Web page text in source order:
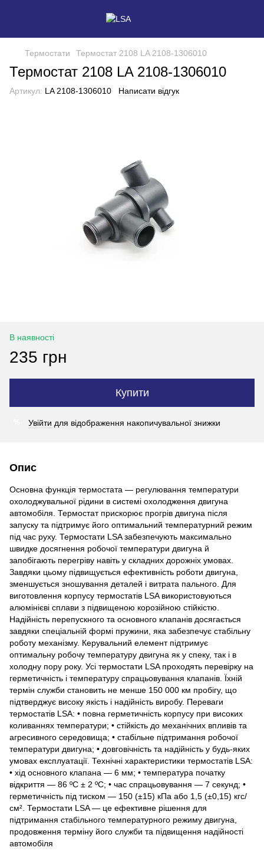
Термостати Термостат 2108 LA 2108-1306010
Термостат 2108 LA 2108-1306010
Артикул: LA 2108-1306010 Написати відгук
В наявності
235 грн
Купити
Увійти для відображення накопичувальної знижки
Опис
Основна функція термостата — регулювання температури
охолоджувальної рідини в системі охолодження двигуна
автомобіля. Термостат прискорює прогрів двигуна після
запуску та підтримує його оптимальний температурний режим
під час руху. Термостати LSA забезпечують максимально
швидке досягнення робочої температури двигуна й
запобігають перегріву навіть у складних дорожніх умовах.
Завдяки цьому підвищується ефективність роботи двигуна,
зменшується зношування деталей і витрата пального. Для
виготовлення корпусу термостатів LSA використовуються
алюмінієві сплави з підвищеною корозійною стійкістю.
Надійність перепускного та основного клапанів досягається
завдяки спеціальній формі пружини, яка забезпечує стабільну
роботу механізму. Керувальний елемент підтримує
оптимальну робочу температуру двигуна як у спеку, так і в
холодну пору року. Усі термостати LSA проходять перевірку на
герметичність і температуру спрацьовування клапанів. Їхній
термін служби становить не менше 150 000 км пробігу, що
підтверджує високу якість і надійність виробу. Переваги
термостатів LSA: • повна герметичність корпусу при високих
коливаннях температури; • стійкість до механічних впливів та
агресивного середовища; • стабільне підтримання робочої
температури двигуна; • довговічність та надійність у будь-яких
умовах експлуатації. Технічні характеристики термостатів LSA:
• хід основного клапана — 6 мм; • температура початку
відкриття — 86 ºC ± 2 ºC; • час спрацьовування — 7 секунд; •
герметичність під тиском — 150 (±15) кПа або 1,5 (±0,15) кгс/
см². Термостати LSA — це ефективне рішення для
підтримання стабільного температурного режиму двигуна,
продовження терміну його служби та підвищення надійності
автомобіля